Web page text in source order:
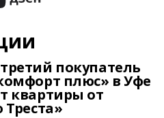
покупатель
плюс» в Уфе
квартиры от
Треста»